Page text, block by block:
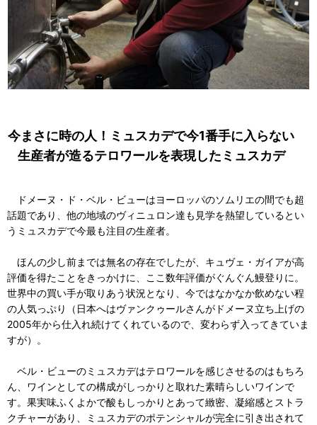
今まさに時の人！ミュスカデで今1番手に入らない
生産者が造るテロワールを表現したミュスカデ
ドメーヌ・ド・ベル・ビューはヨーロッパのソムリエの間でも超
話題であり、他の地域のヴィニュロン達も見学を熱望しているとい
うミュスカデで今最も注目の生産者。
ほんの少し前までは無名の存在でしたが、キュヴェ・ガイアが高
評価を得たことをきっかけに、ここ数年評価がぐんぐん鰻登りに。
世界中の買い手が取りあう状況となり、今ではなかなか飲めない程
の人気っぷり（日本へはヴァンクゥールさんがドメーヌ立ち上げの
2005年から仕入れ続けてくれているので、変わらず入ってきていま
すが）。
ベル・ビューのミュスカデはテロワールを感じさせるのはもちろ
ん、ワインとしての構成がしっかりと取れた素晴らしいワインで
す。果実味ふくよかで酸もしっかりとあって緻密、凝縮感とストラ
クチャーがあり、ミュスカデのポテンシャルが完全に引き出されて